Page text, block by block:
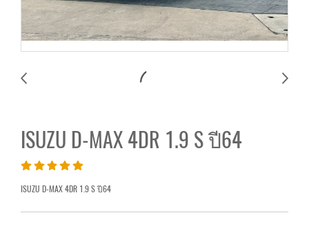
ISUZU D-MAX 4DR 1.9 S ปี64
ISUZU D-MAX 4DR 1.9 S ปี64